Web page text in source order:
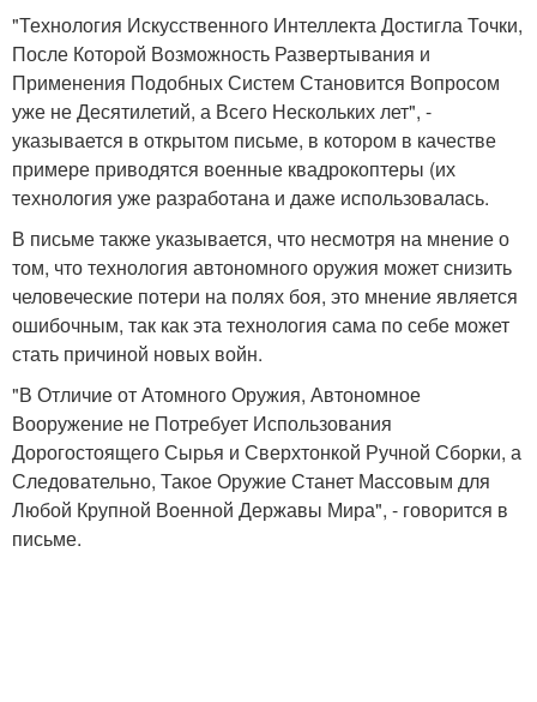
"Технология Искусственного Интеллекта Достигла Точки,
После Которой Возможность Развертывания и
Применения Подобных Систем Становится Вопросом
уже не Десятилетий, а Всего Нескольких лет", -
указывается в открытом письме, в котором в качестве
примере приводятся военные квадрокоптеры (их
технология уже разработана и даже использовалась.
В письме также указывается, что несмотря на мнение о
том, что технология автономного оружия может снизить
человеческие потери на полях боя, это мнение является
ошибочным, так как эта технология сама по себе может
стать причиной новых войн.
"В Отличие от Атомного Оружия, Автономное
Вооружение не Потребует Использования
Дорогостоящего Сырья и Сверхтонкой Ручной Сборки, а
Следовательно, Такое Оружие Станет Массовым для
Любой Крупной Военной Державы Мира", - говорится в
письме.